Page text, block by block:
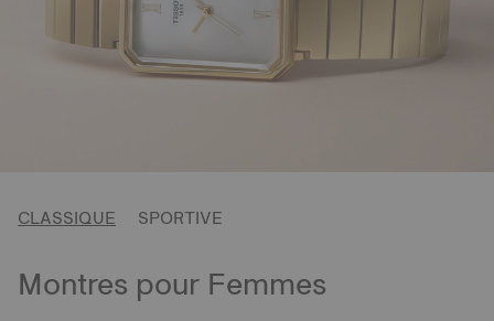
CLASSIQUE SPORTIVE
Montres pour Femmes